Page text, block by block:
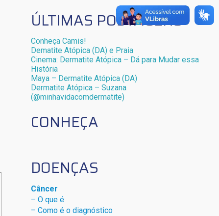
ÚLTIMAS POSTAGENS
Conheça Camis!
Dematite Atópica (DA) e Praia
Cinema: Dermatite Atópica – Dá para Mudar essa
História
Maya – Dermatite Atópica (DA)
Dermatite Atópica – Suzana
(@minhavidacomdermatite)
CONHEÇA
DOENÇAS
Câncer
– O que é
– Como é o diagnóstico